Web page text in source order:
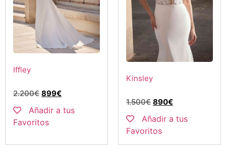
Iffley
2.200€ 899€
Añadir a tus
Favoritos
Kinsley
1.500€ 890€
Añadir a tus
Favoritos